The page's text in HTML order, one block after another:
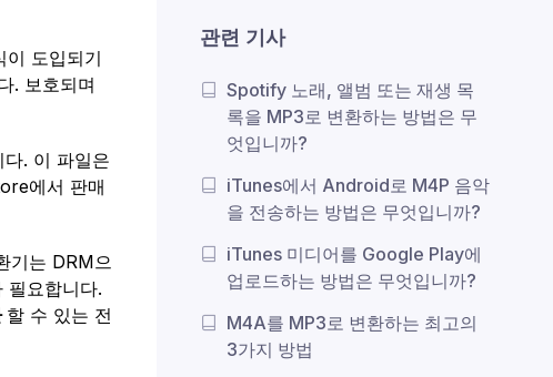
도입되기
. 보호되며
. 이 파일은
에서 판매
기는 DRM으
필요합니다.
할 수 있는 전
관련 기사
Spotify 노래, 앨범 또는 재생 목
록을 MP3로 변환하는 방법은 무
엇입니까?
iTunes에서 Android로 M4P 음악
을 전송하는 방법은 무엇입니까?
iTunes 미디어를 Google Play에
업로드하는 방법은 무엇입니까?
M4A를 MP3로 변환하는 최고의
3가지 방법